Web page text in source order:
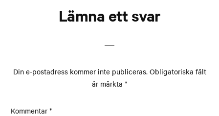
Läsarkommentarer
Lämna ett svar
Din e-postadress kommer inte publiceras. Obligatoriska fält
är märkta *
Kommentar*